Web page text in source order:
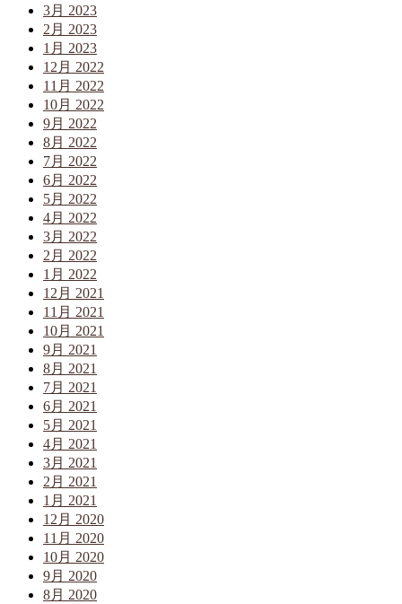
3月 2023
2月 2023
1月 2023
12月 2022
11月 2022
10月 2022
9月 2022
8月 2022
7月 2022
6月 2022
5月 2022
4月 2022
3月 2022
2月 2022
1月 2022
12月 2021
11月 2021
10月 2021
9月 2021
8月 2021
7月 2021
6月 2021
5月 2021
4月 2021
3月 2021
2月 2021
1月 2021
12月 2020
11月 2020
10月 2020
9月 2020
8月 2020